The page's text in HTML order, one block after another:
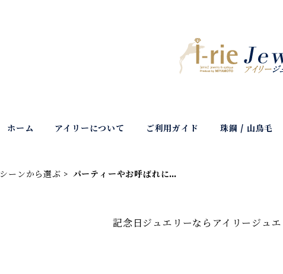
ホーム アイリーについて ご利用ガイド 珠鋼 / 山鳥毛
シーンから選ぶ パーティーやお呼ばれに…
記念日ジュエリーならアイリージュエ